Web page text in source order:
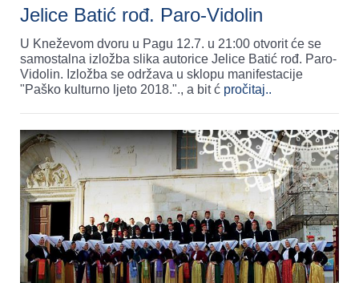
Jelice Batić rođ. Paro-Vidolin
U Kneževom dvoru u Pagu 12.7. u 21:00 otvorit će se
samostalna izložba slika autorice Jelice Batić rođ. Paro-
Vidolin. Izložba se održava u sklopu manifestacije
"Paško kulturno ljeto 2018."., a bit ć pročitaj..